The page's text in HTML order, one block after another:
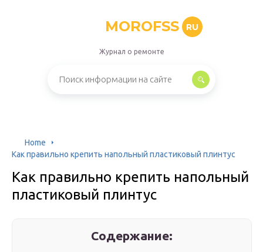
MOROFSS RU
Журнал о ремонте
Home
Как правильно крепить напольный пластиковый плинтус
Как правильно крепить напольный
пластиковый плинтус
Содержание: